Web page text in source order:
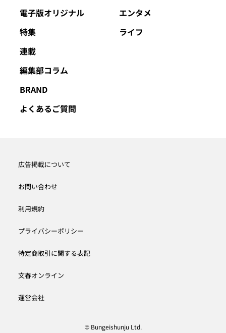
電子版オリジナル
特集
連載
編集部コラム
BRAND
よくあるご質問
エンタメ
ライフ
広告掲載について
お問い合わせ
利用規約
プライバシーポリシー
特定商取引に関する表記
文春オンライン
運営会社
© Bungeishunju Ltd.